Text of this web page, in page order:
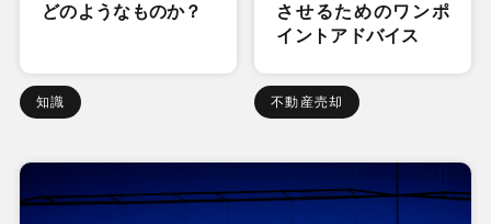
どのようなものか？
知識
させるためのワンポ
イントアドバイス
不動産売却